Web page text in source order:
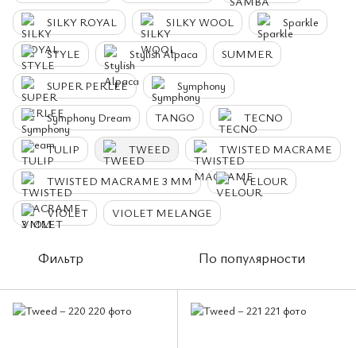
SILKY ROYAL SILKY WOOL Sparkle
STYLE Stylish Alpaca SUMMER
SUPER PERLEE Symphony
Symphony Dream TANGO TECNO
TULIP TWEED TWISTED MACRAME
TWISTED MACRAME 3 MM VELOUR
VIOLET VIOLET MELANGE
Фильтр По популярности